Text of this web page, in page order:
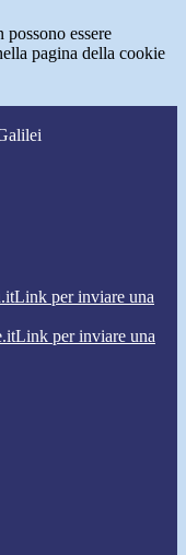
essere
pagina della cookie
Link per inviare una
Link per inviare una